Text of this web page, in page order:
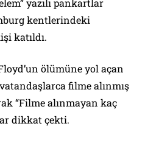
kentlerindeki
katıldı.
ölümüne yol açan
filme alınmış
“Filme alınmayan kaç
dikkat çekti.